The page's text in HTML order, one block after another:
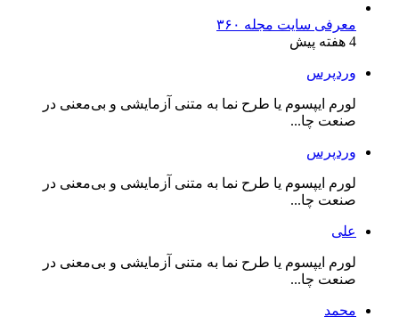
معرفی سایت مجله ۳۶۰
4 هفته پیش
وردپرس
لورم ایپسوم یا طرح‌ نما به متنی آزمایشی و بی‌معنی در
صنعت چا...
وردپرس
لورم ایپسوم یا طرح‌ نما به متنی آزمایشی و بی‌معنی در
صنعت چا...
علی
لورم ایپسوم یا طرح‌ نما به متنی آزمایشی و بی‌معنی در
صنعت چا...
محمد